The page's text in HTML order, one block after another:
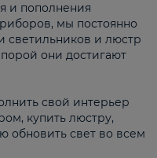
и пополнения
мы постоянно
и люстр
они достигают
свой интерьер
купить люстру,
обновить свет во всем